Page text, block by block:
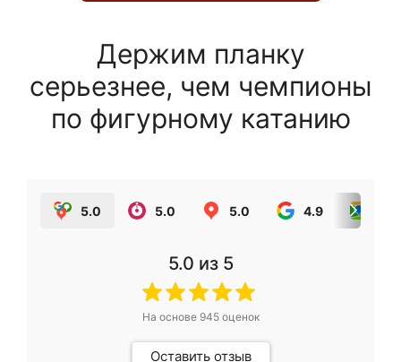
Держим планку
серьезнее, чем чемпионы
по фигурному катанию
5.0 5.0 5.0 4.9
5.0 из 5
На основе 945оценок
Оставить отзыв